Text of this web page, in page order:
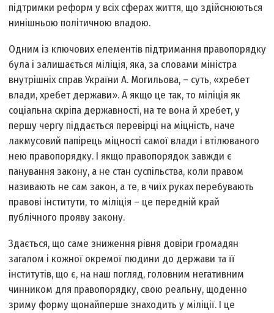
підтримки реформ у всіх сферах життя, що здійснюються
нинішньою політичною владою.
Одним із ключових елементів підтримання правопорядку
була і залишається міліція, яка, за словами міністра
внутрішніх справ України А. Могильова, – суть, «хребет
влади, хребет держави». А якщо це так, то міліція як
соціальна скріпа державності, на те вона й хребет, у
першу чергу піддається перевірці на міцність, наче
лакмусовий папірець міцності самої влади і втілюваного
нею правопорядку. І якщо правопорядок завжди є
панування закону, а не стан суспільства, коли правом
називають не сам закон, а те, в чиїх руках перебувають
правові інститути, то міліція – це передній край
публічного прояву закону.
Здається, що саме зниження рівня довіри громадян
загалом і кожної окремої людини до держави та її
інститутів, що є, на наш погляд, головним негативним
чинником для правопорядку, свою реальну, щоденно
зриму форму щонайперше знаходить у міліції. І це